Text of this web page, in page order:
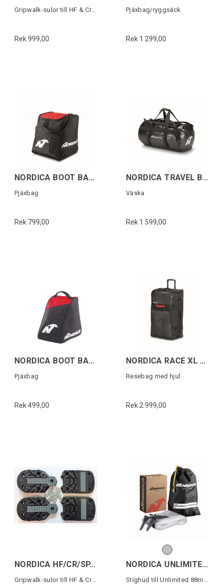
Gripwalk-sulor till HF & Cruise (1 par)
Rek 999,00
Pjäxbag/ryggsäck
Rek 1 299,00
NORDICA BOOT BAG Svart/Röd
Pjäxbag
Rek 799,00
NORDICA TRAVEL BAG 12M Svart
Väska
Rek 1 599,00
NORDICA BOOT BAG LITE Svart/Röd
Pjäxbag
Rek 499,00
NORDICA RACE XL DUFFLE ROLLER DOBERMANN
Resebag med hjul
Rek 2 999,00
NORDICA HF/CR/SP.J GRIPWALK SOLES Svart
Gripwalk-sulor till HF & Cruise (1 par)
NORDICA UNLIMITED 88 SKIN
Stighud till Unlimited 88mm skidor